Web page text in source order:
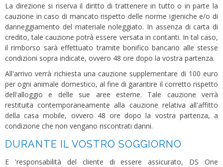
La direzione si riserva il diritto di trattenere in tutto o in parte la
cauzione in caso di mancato rispetto delle norme igieniche e/o di
danneggiamento del materiale noleggiato. In assenza di carta di
credito, tale cauzione potrà essere versata in contanti. In tal caso,
il rimborso sarà effettuato tramite bonifico bancario alle stesse
condizioni sopra indicate, ovvero 48 ore dopo la vostra partenza.
All'arrivo verrà richiesta una cauzione supplementare di 100 euro
per ogni animale domestico, al fine di garantire il corretto rispetto
dell'alloggio e delle sue aree esterne. Tale cauzione verrà
restituita contemporaneamente alla cauzione relativa all'affitto
della casa mobile, ovvero 48 ore dopo la vostra partenza, a
condizione che non vengano riscontrati danni.
DURANTE IL VOSTRO SOGGIORNO
E 'responsabilità del cliente di essere assicurato, DS One